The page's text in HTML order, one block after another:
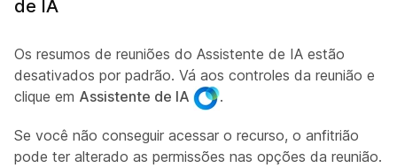
de IA
Os resumos de reuniões do Assistente de IA estão
desativados por padrão. Vá aos controles da reunião e
clique em Assistente de IA .
Se você não conseguir acessar o recurso, o anfitrião
pode ter alterado as permissões nas opções da reunião.